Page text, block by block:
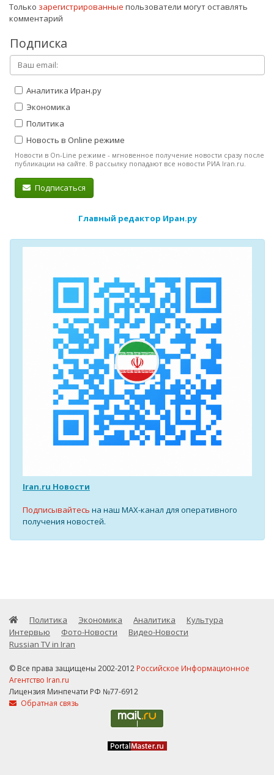
Только зарегистрированные пользователи могут оставлять
комментарий
Подписка
Аналитика Иран.ру
Экономика
Политика
Новость в Online режиме
Новости в On-Line режиме - мгновенное получение новости сразу после
публикации на сайте. В рассылку попадают все новости РИА Iran.ru.
Подписаться
Главный редактор Иран.ру
Iran.ru Новости
Подписывайтесь на наш MAX-канал для оперативного
получения новостей.
Политика Экономика Аналитика
Культура
Интервью
Фото-Новости
Видео-Новости
Russian TV in Iran
© Все права защищены 2002-2012 Российское Информационное
Агентство Iran.ru
Лицензия Минпечати РФ №77-6912
Обратная связь